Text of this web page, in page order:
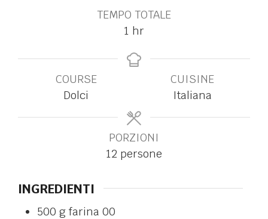
TEMPO TOTALE
1 hr
COURSE
Dolci
CUISINE
Italiana
PORZIONI
12 persone
INGREDIENTI
500 g farina 00